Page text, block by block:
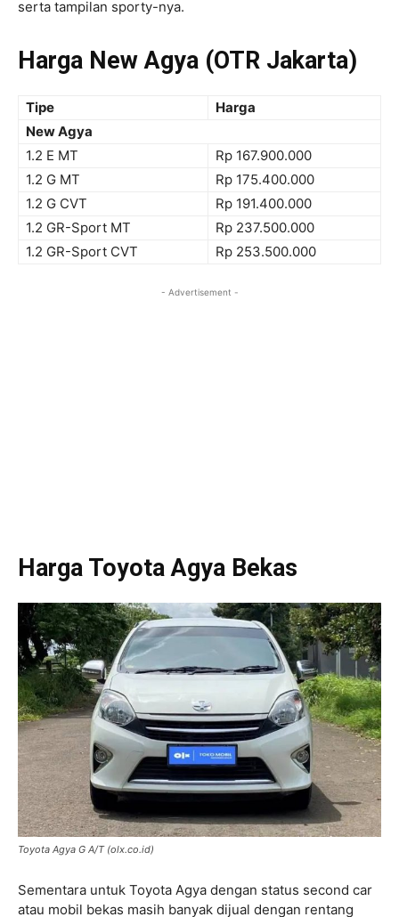
serta tampilan sporty-nya.
Harga New Agya (OTR Jakarta)
Tipe
Harga
New Agya
1.2 E MT
Rp 167.900.000
1.2 G MT
Rp 175.400.000
1.2 G CVT
Rp 191.400.000
1.2 GR-Sport MT
Rp 237.500.000
1.2 GR-Sport CVT
Rp 253.500.000
- Advertisement -
Harga Toyota Agya Bekas
Toyota Agya G A/T (olx.co.id)
Sementara untuk Toyota Agya dengan status second car
atau mobil bekas masih banyak dijual dengan rentang